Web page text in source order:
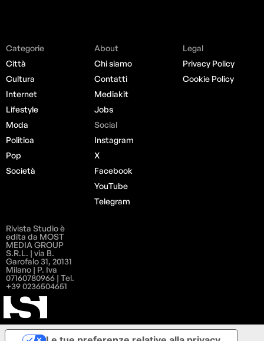
Categorie
Città
Cultura
Internet
Lifestyle
Moda
Politica
Pop
Società
About
Chi siamo
Contatti
Mediakit
Jobs
Social
Instagram
X
Facebook
YouTube
Telegram
Legal
Privacy Policy
Cookie Policy
Rivista Studio è
edita da MOST
MEDIA GROUP
S.R.L. | via B.
Garofalo 31, 20131
Milano | P. Iva
07160780966 | Tel.
+39 0236504651